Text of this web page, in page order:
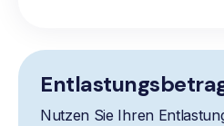
Nutzen Sie Ihren